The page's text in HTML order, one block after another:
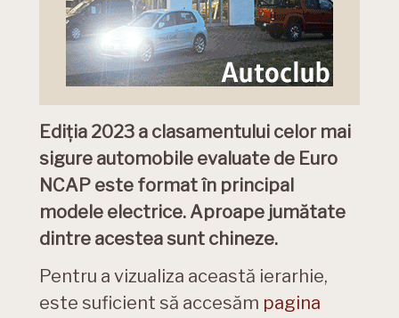
Ediția 2023 a clasamentului celor mai
sigure automobile evaluate de Euro
NCAP este format în principal
modele electrice. Aproape jumătate
dintre acestea sunt chineze.
Pentru a vizualiza această ierarhie,
este suficient să accesăm pagina